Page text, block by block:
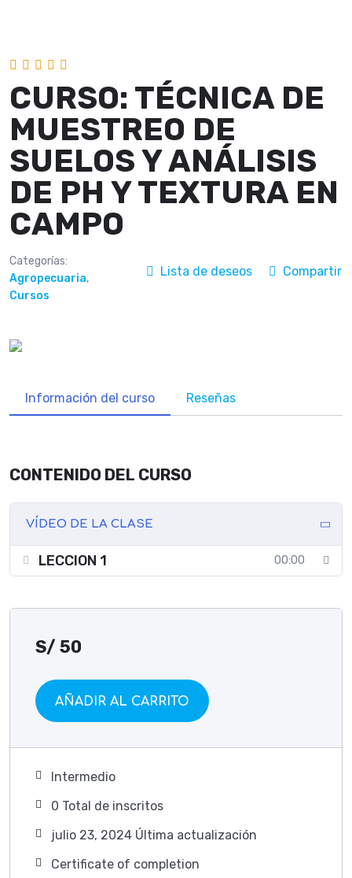
CURSO: TÉCNICA DE
MUESTREO DE
SUELOS Y ANÁLISIS
DE PH Y TEXTURA EN
CAMPO
Categorías:
Agropecuaria,
Cursos
Lista de deseos Compartir
Información del curso Reseñas
CONTENIDO DEL CURSO
VÍDEO DE LA CLASE
LECCION 1 00:00
S/ 50
AÑADIR AL CARRITO
Intermedio
0 TotaI de inscritos
julio 23, 2024 Última actualización
Certificate of completion